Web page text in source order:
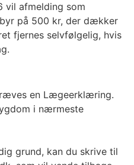
vil afmelding som
på 500 kr, der dækker
fjernes selvfølgelig, hvis
en Lægeerklæring.
i nærmeste
grund, kan du skrive til